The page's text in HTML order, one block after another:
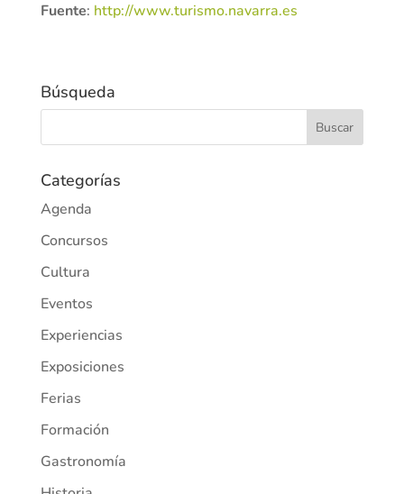
Fuente: http://www.turismo.navarra.es
Búsqueda
Categorías
Agenda
Concursos
Cultura
Eventos
Experiencias
Exposiciones
Ferias
Formación
Gastronomía